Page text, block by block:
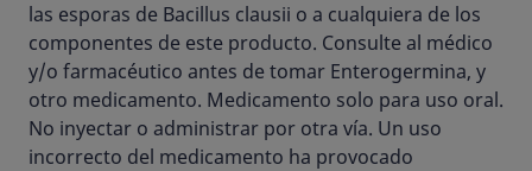
las esporas de Bacillus clausii o a cualquiera de los
componentes de este producto. Consulte al médico
y/o farmacéutico antes de tomar Enterogermina, y
otro medicamento. Medicamento solo para uso oral.
No inyectar o administrar por otra vía. Un uso
incorrecto del medicamento ha provocado